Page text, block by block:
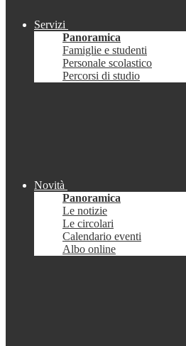
Servizi
Panoramica
Famiglie e studenti
Personale scolastico
Percorsi di studio
Novità
Panoramica
Le notizie
Le circolari
Calendario eventi
Albo online